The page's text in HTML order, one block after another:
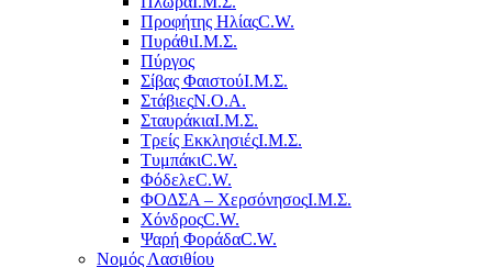
Προφήτης ΗλίαςC.W.
ΠυράθιΙ.Μ.Σ.
Πύργος
Σίβας ΦαιστούΙ.Μ.Σ.
ΣτάβιεςΝ.Ο.Α.
ΣταυράκιαΙ.Μ.Σ.
Τρείς ΕκκλησιέςΙ.Μ.Σ.
ΤυμπάκιC.W.
ΦόδελεC.W.
ΦΟΔΣΑ – ΧερσόνησοςΙ.Μ.Σ.
ΧόνδροςC.W.
Ψαρή ΦοράδαC.W.
Νομός Λασιθίου